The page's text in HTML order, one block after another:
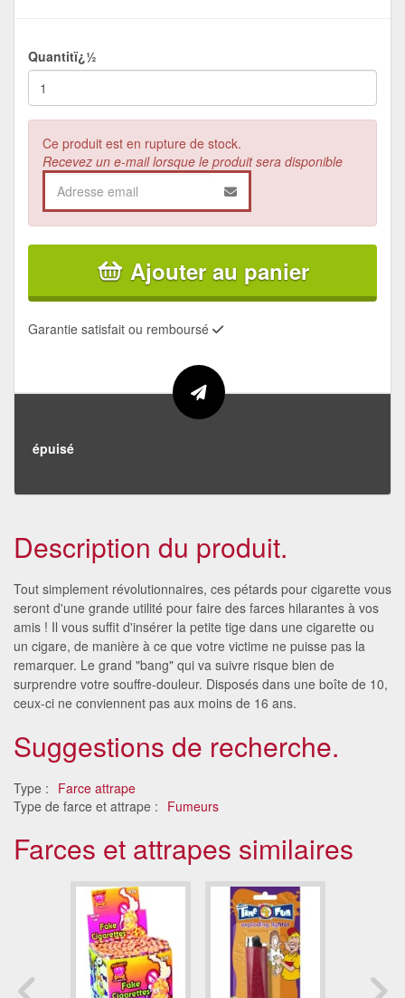
Quantitï¿½
Ce produit est en rupture de stock.
Recevez un e-mail lorsque le produit sera disponible
Ajouter au panier
Garantie satisfait ou remboursé
épuisé
Description du produit.
Tout simplement révolutionnaires, ces pétards pour cigarette vous
seront d'une grande utilité pour faire des farces hilarantes à vos
amis ! Il vous suffit d'insérer la petite tige dans une cigarette ou
un cigare, de manière à ce que votre victime ne puisse pas la
remarquer. Le grand "bang" qui va suivre risque bien de
surprendre votre souffre-douleur. Disposés dans une boîte de 10,
ceux-ci ne conviennent pas aux moins de 16 ans.
Suggestions de recherche.
Type : Farce attrape
Type de farce et attrape : Fumeurs
Farces et attrapes similaires